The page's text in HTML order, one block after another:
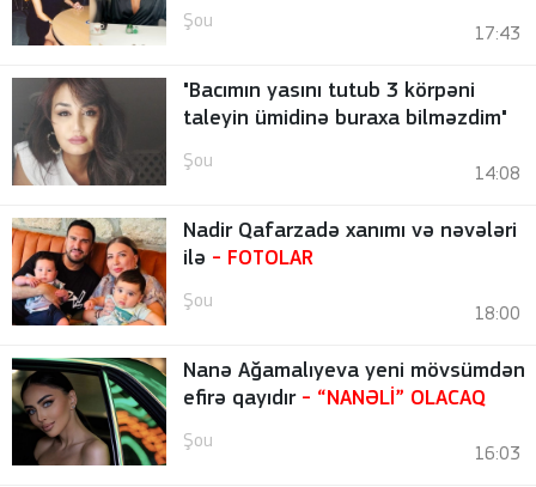
Şou
17:43
"Bacımın yasını tutub 3 körpəni
taleyin ümidinə buraxa bilməzdim"
Şou
14:08
Nadir Qafarzadə xanımı və nəvələri
ilə - FOTOLAR
Şou
18:00
Nanə Ağamalıyeva yeni mövsümdən
efirə qayıdır - “NANƏLİ” OLACAQ
Şou
16:03